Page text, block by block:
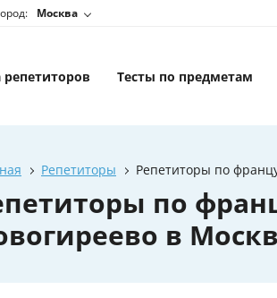
Москва
репетиторов Тесты по предметам
Репетиторы Репетиторы по
по
в